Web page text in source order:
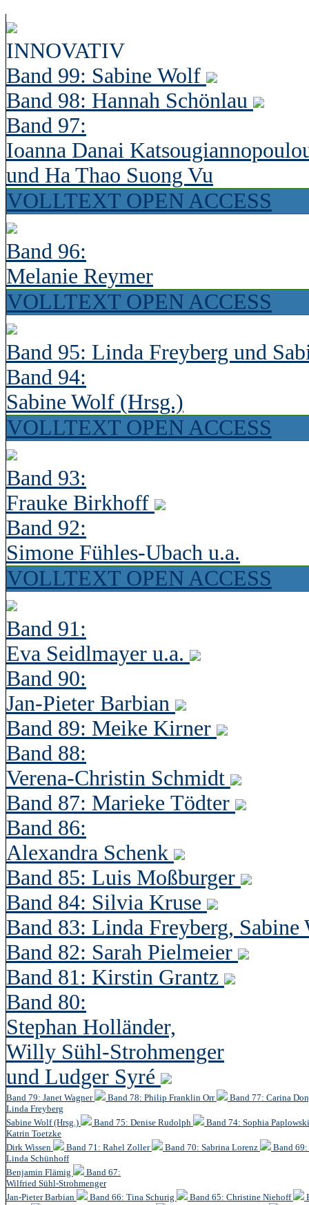
INNOVATIV
Band 99: Sabine Wolf
Band 98: Hannah Schönlau
Band 97:
Ioanna Danai
und Ha Thao Suong Vu
VOLLTEXT OPEN ACCESS
Band 96:
Melanie Reymer
VOLLTEXT OPEN ACCESS
Band 95: Linda Freyberg und
Band 94:
Sabine Wolf (Hrsg.)
VOLLTEXT OPEN ACCESS
Band 93:
Frauke Birkhoff
Band 92:
Simone Fühles-Ubach u.a.
VOLLTEXT OPEN ACCESS
Band 91:
Eva Seidlmayer u.a.
Band 90:
Jan-Pieter Barbian
Band 89: Meike Kirner
Band 88:
Verena-Christin Schmidt
Band 87: Marieke Tödter
Band 86:
Alexandra Schenk
Band 85: Luis Moßburger
Band 84: Silvia Kruse
Band 83: Linda Freyberg,
Band 82: Sarah Pielmeier
Band 81: Kirstin Grantz
Band 80:
Stephan Holländer,
Willy Sühl-Strohmenger
und Ludger Syré
Band 79: Janet Wagner Band 78: Philip Franklin Orr
Band 77: Carina
Linda Freyberg
Sabine Wolf (Hrsg.)
Band 75: Denise Rudolph
Band 74: Sophia
Katrin Toetzke
Dirk Wissen
Band 71: Rahel Zoller Band 70: Sabrina Lorenz
Band
Linda Schünhoff
Benjamin Flämig
Band 67:
Wilfried Sühl-Strohmenger
Jan-Pieter Barbian
Band 66: Tina Schurig Band 65: Christine Niehoff